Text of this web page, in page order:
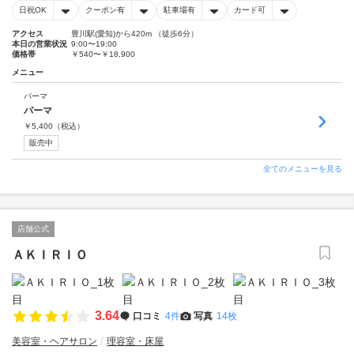
日祝OK クーポン有 駐車場有 カード可
アクセス
豊川駅(愛知)から420m （徒歩6分）
本日の営業状況 9:00〜19:00
価格帯
￥540〜￥18,900
メニュー
パーマ
パーマ
￥5,400 （税込）
販売中
全てのメニューを見る
店舗公式
ＡＫＩＲＩＯ
3.64 口コミ 4件 写真 14枚
美容室・ヘアサロン 理容室・床屋